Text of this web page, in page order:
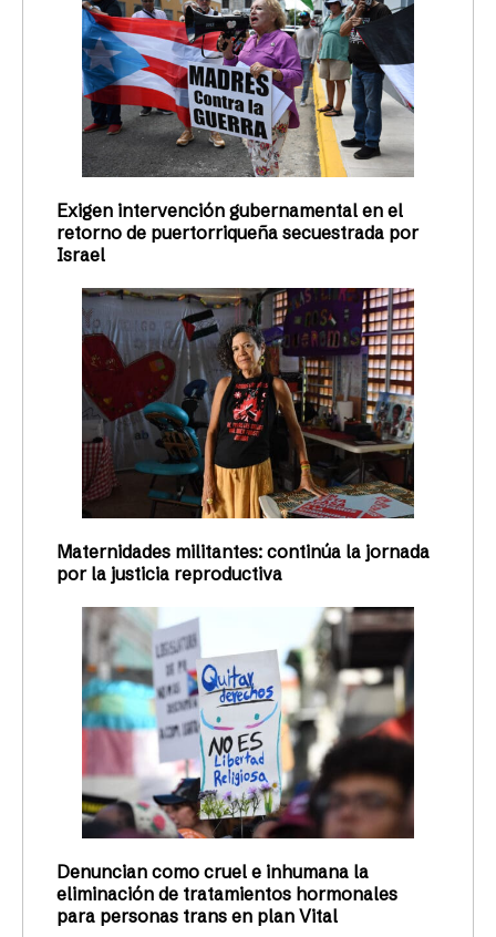
Exigen intervención gubernamental en el
retorno de puertorriqueña secuestrada por
Israel
Maternidades militantes: continúa la jornada
por la justicia reproductiva
Denuncian como cruel e inhumana la
eliminación de tratamientos hormonales
para personas trans en plan Vital